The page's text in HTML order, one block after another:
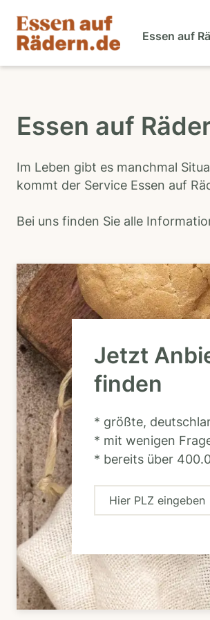
Essen auf
Essen auf
Im Leben gibt es manchmal
kommt der Service Essen auf
Bei uns finden Sie alle
Jetzt
finden
* größte,
* mit wenigen
* bereits über
H
r
P
L